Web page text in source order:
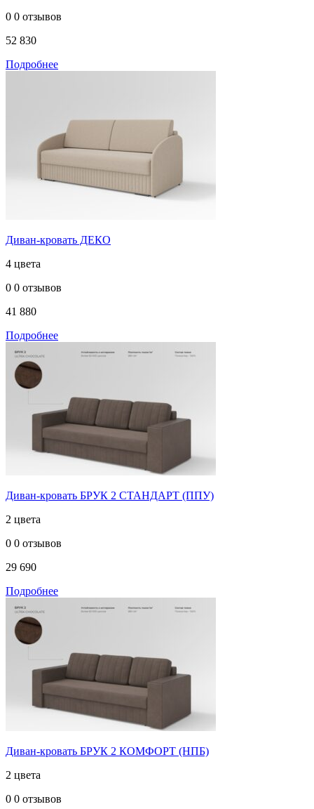
0 0 отзывов
52 830
Подробнее
Диван-кровать ДЕКО
4 цвета
0 0 отзывов
41 880
Подробнее
Диван-кровать БРУК 2 СТАНДАРТ (ППУ)
2 цвета
0 0 отзывов
29 690
Подробнее
Диван-кровать БРУК 2 КОМФОРТ (НПБ)
2 цвета
0 0 отзывов